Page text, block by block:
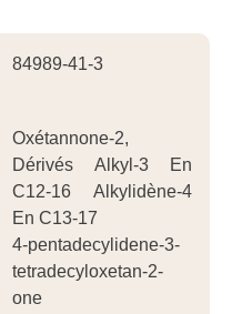
84989-41-3
Oxétannone-2,
Dérivés Alkyl-3 En
C12-16 Alkylidène-4
En C13-17
4-pentadecylidene-3-
tetradecyloxetan-2-
one